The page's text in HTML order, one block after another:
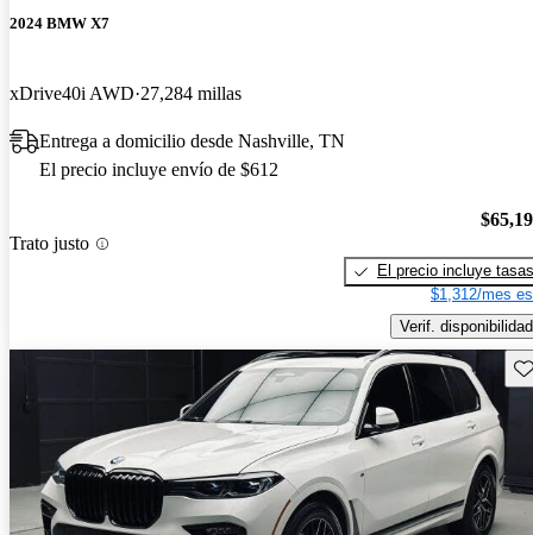
2024 BMW X7
xDrive40i AWD 27,284 millas
Entrega a domicilio desde Nashville, TN
El precio incluye envío de $612
Trato justo
El precio incluye tasas
$1,312/mes
Verif. disponibilidad